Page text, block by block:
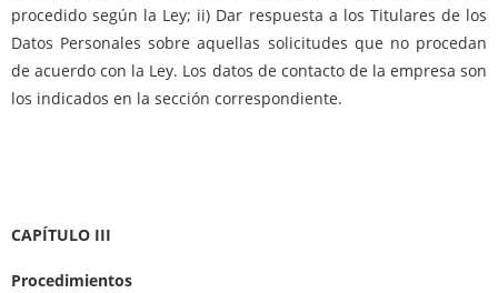
procedido según la Ley; ii) Dar respuesta a los Titulares de los
Datos Personales sobre aquellas solicitudes que no procedan
de acuerdo con la Ley. Los datos de contacto de la empresa son
los indicados en la sección correspondiente.
CAPÍTULO III
Procedimientos